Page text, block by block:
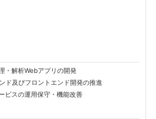
・解析Webアプリの開発
ド及びフロントエンド開発の推進
ビスの運用保守・機能改善